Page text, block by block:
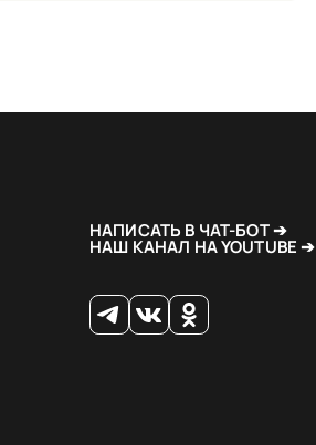
НАПИСАТЬ В ЧАТ-БОТ ➔
НАШ КАНАЛ НА YOUTUBE ➔